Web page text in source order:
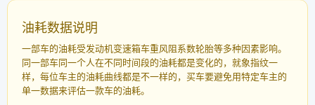
油耗数据说明
一部车的油耗受发动机变速箱车重风阻系数轮胎等多种因素影响。
同一部车同一个人在不同时间段的油耗都是变化的，就象指纹一
样，每位车主的油耗曲线都是不一样的，买车要避免用特定车主的
单一数据来评估一款车的油耗。